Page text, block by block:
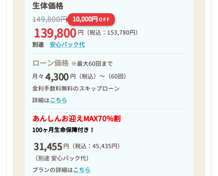
生体価格
149,800円 10,000円OFF
139,800 円 （税込：153,780円）
別途安心パック代
ローン価格 ※最大60回まで
月々 4,300 円（税込）～（60回）
金利手数料無料のスキップローン
詳細はこちら
あんしんお迎えMAX70%割
100ヶ月生命保障付き！
31,455 円 （税込：45,435円）
（別途 安心パック代）
プランの詳細はこちら